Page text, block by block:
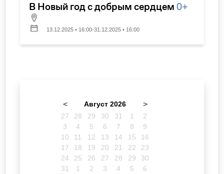
В Новый год с добрым сердцем 0+
13.12.2025 • 16:00-31.12.2025 • 16:00
< Август 2026 >
27 28 29 30 31 1
2
3
4 5 6 7 8
9
10
11 12 13 14 15
16
17
18 19 20 21 22
23
24
25 26 27 28 29
30
31
1 2 3 4 5 6